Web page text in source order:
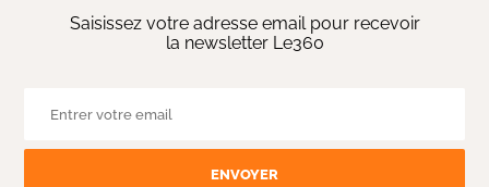
Saisissez votre adresse email pour recevoir
la newsletter Le360
ENVOYER